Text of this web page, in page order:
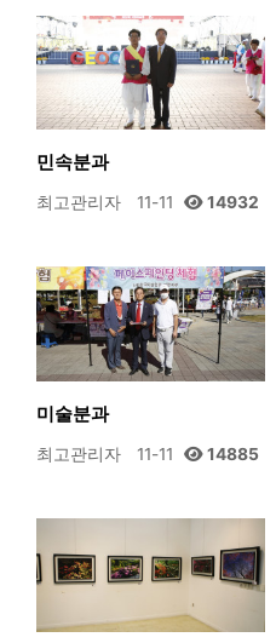
민속분과
최고관리자 11-11 14932
미술분과
최고관리자 11-11 14885